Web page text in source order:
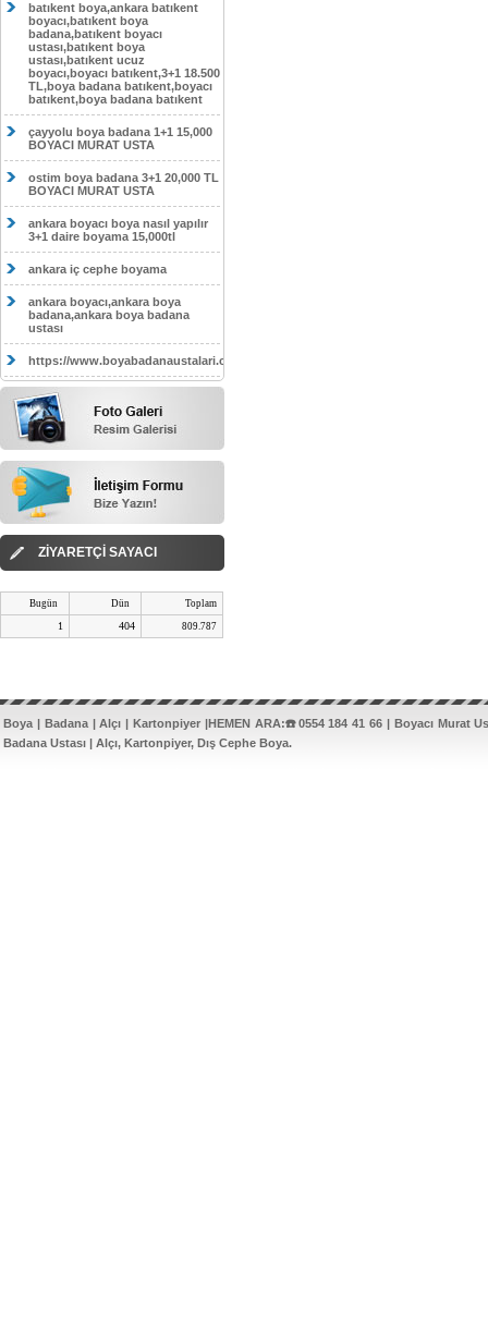
HASKÖY DAİRE BOYAMA 1000TL
EV,İŞYERİ BOYA BADANA USTASI
0554 184 41 66
GÖLBAŞI DAİRE BOYAMA 1000TL
EV,İŞYERİ BOYA BADANA USTASI
0554 184 41 66
SOKULLU DAİRE BOYAMA 1000TL
EV,İŞYERİ BOYA BADANA USTASI
batıkent boya,ankara batıkent
boyacı,batıkent boya
badana,batıkent boyacı
ustası,batıkent boya
ustası,batıkent ucuz
boyacı,boyacı batıkent,3+1 18.500
TL,boya badana batıkent,boyacı
batıkent,boya badana batıkent
çayyolu boya badana 1+1 15,000
BOYACI MURAT USTA
ostim boya badana 3+1 20,000 TL
BOYACI MURAT USTA
ankara boyacı boya nasıl yapılır
3+1 daire boyama 15,000tl
ankara iç cephe boyama
ankara boyacı,ankara boya
badana,ankara boya badana
ustası
https://www.boyabadanaustalari.com/
ZİYARETÇİ SAYACI
Bugün Dün Toplam
1 404 809.787
Boya | Badana | Alçı | Kartonpiyer |HEMEN ARA:☎️0554 184 41 66 | Boyacı Murat
Badana Ustası | Alçı, Kartonpiyer, Dış Cephe Boya.